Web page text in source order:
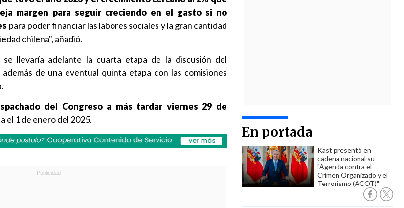
En portada
Kast presentó en
cadena nacional su
"Agenda contra el
Crimen Organizado y el
Terrorismo (ACOT)"
margen para seguir creciendo en el gasto si no
para poder financiar las labores sociales y la gran cantidad
chilena", añadió.
se llevaría adelante la cuarta etapa de la discusión del
de una eventual quinta etapa con las comisiones
del Congreso a más tardar viernes 29 de
el 1 de enero del 2025.